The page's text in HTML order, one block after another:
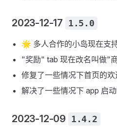
2023-12-17 1.5.0
🌟 多人合作的小岛现在支
"奖励" tab 现在改名叫做"
修复了一些情况下首页的
解决了一些情况下 app 启
2023-12-09 1.4.2